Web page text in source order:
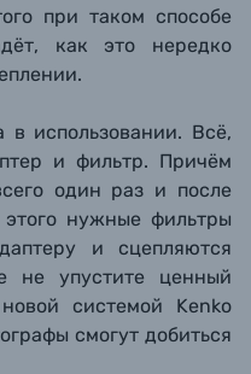
при таком способе
как это нередко
в использовании. Всё,
и фильтр. Причём
один раз и после
нужные фильтры
и сцепляются
не упустите ценный
системой Kenko
смогут добиться